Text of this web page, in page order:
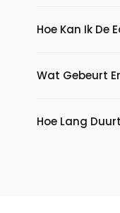
Hoe Kan Ik De
Wat Gebeurt
Hoe Lang